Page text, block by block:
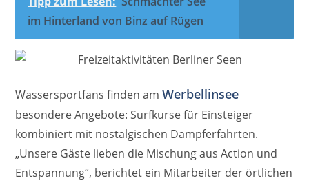
im Hinterland von Binz auf Rügen
Wassersportfans finden amWerbellinsee
besondere Angebote: Surfkurse für Einsteiger
kombiniert mit nostalgischen Dampferfahrten.
„Unsere Gäste lieben die Mischung aus Action und
Entspannung“, berichtet ein Mitarbeiter der örtlichen